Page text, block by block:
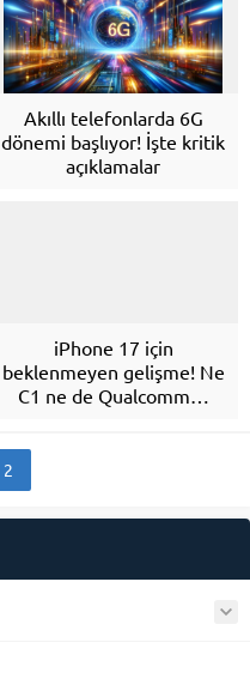
Akıllı telefonlarda 6G
dönemi başlıyor! İşte kritik
açıklamalar
iPhone 17 için
beklenmeyen gelişme! Ne
C1 ne de Qualcomm…
2